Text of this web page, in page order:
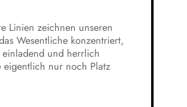
Linien zeichnen unseren
Wesentliche konzentriert,
und herrlich
eigentlich nur noch Platz